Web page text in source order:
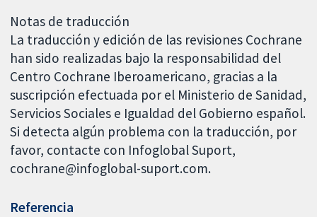
Notas de traducción
La traducción y edición de las revisiones Cochrane
han sido realizadas bajo la responsabilidad del
Centro Cochrane Iberoamericano, gracias a la
suscripción efectuada por el Ministerio de Sanidad,
Servicios Sociales e Igualdad del Gobierno español.
Si detecta algún problema con la traducción, por
favor, contacte con Infoglobal Suport,
cochrane@infoglobal-suport.com.
Referencia